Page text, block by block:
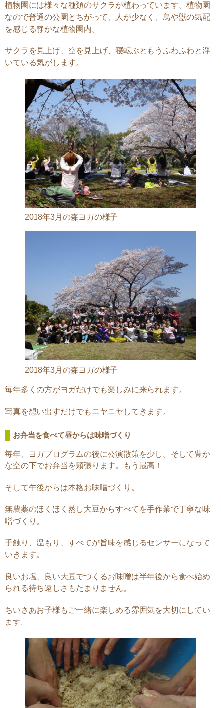
植物園には様々な種類のサクラが植わっています。植物園
なので普通の公園とちがって、人が少なく、鳥や獣の気配
を感じる静かな植物園内。
サクラを見上げ、空を見上げ、寝転ぶともうふわふわと浮
いている気がします。
2018年3月の森ヨガの様子
2018年3月の森ヨガの様子
毎年多くの方がヨガだけでも楽しみに来られます。
写真を想い出すだけでもニヤニヤしてきます。
お弁当を食べて昼からは味噌づくり
毎年、ヨガプログラムの後に公演散策を少し。そして豊か
な空の下でお弁当を頬張ります。もう最高！
そして午後からは本格お味噌づくり。
無農薬のほくほく蒸し大豆からすべてを手作業で丁寧な味
噌づくり。
手触り、温もり、すべてが旨味を感じるセンサーになって
いきます。
良いお塩、良い大豆でつくるお味噌は半年後から食べ始め
られる待ち遠しさもたまりません。
ちいさあお子様もご一緒に楽しめる雰囲気を大切にしてい
ます。